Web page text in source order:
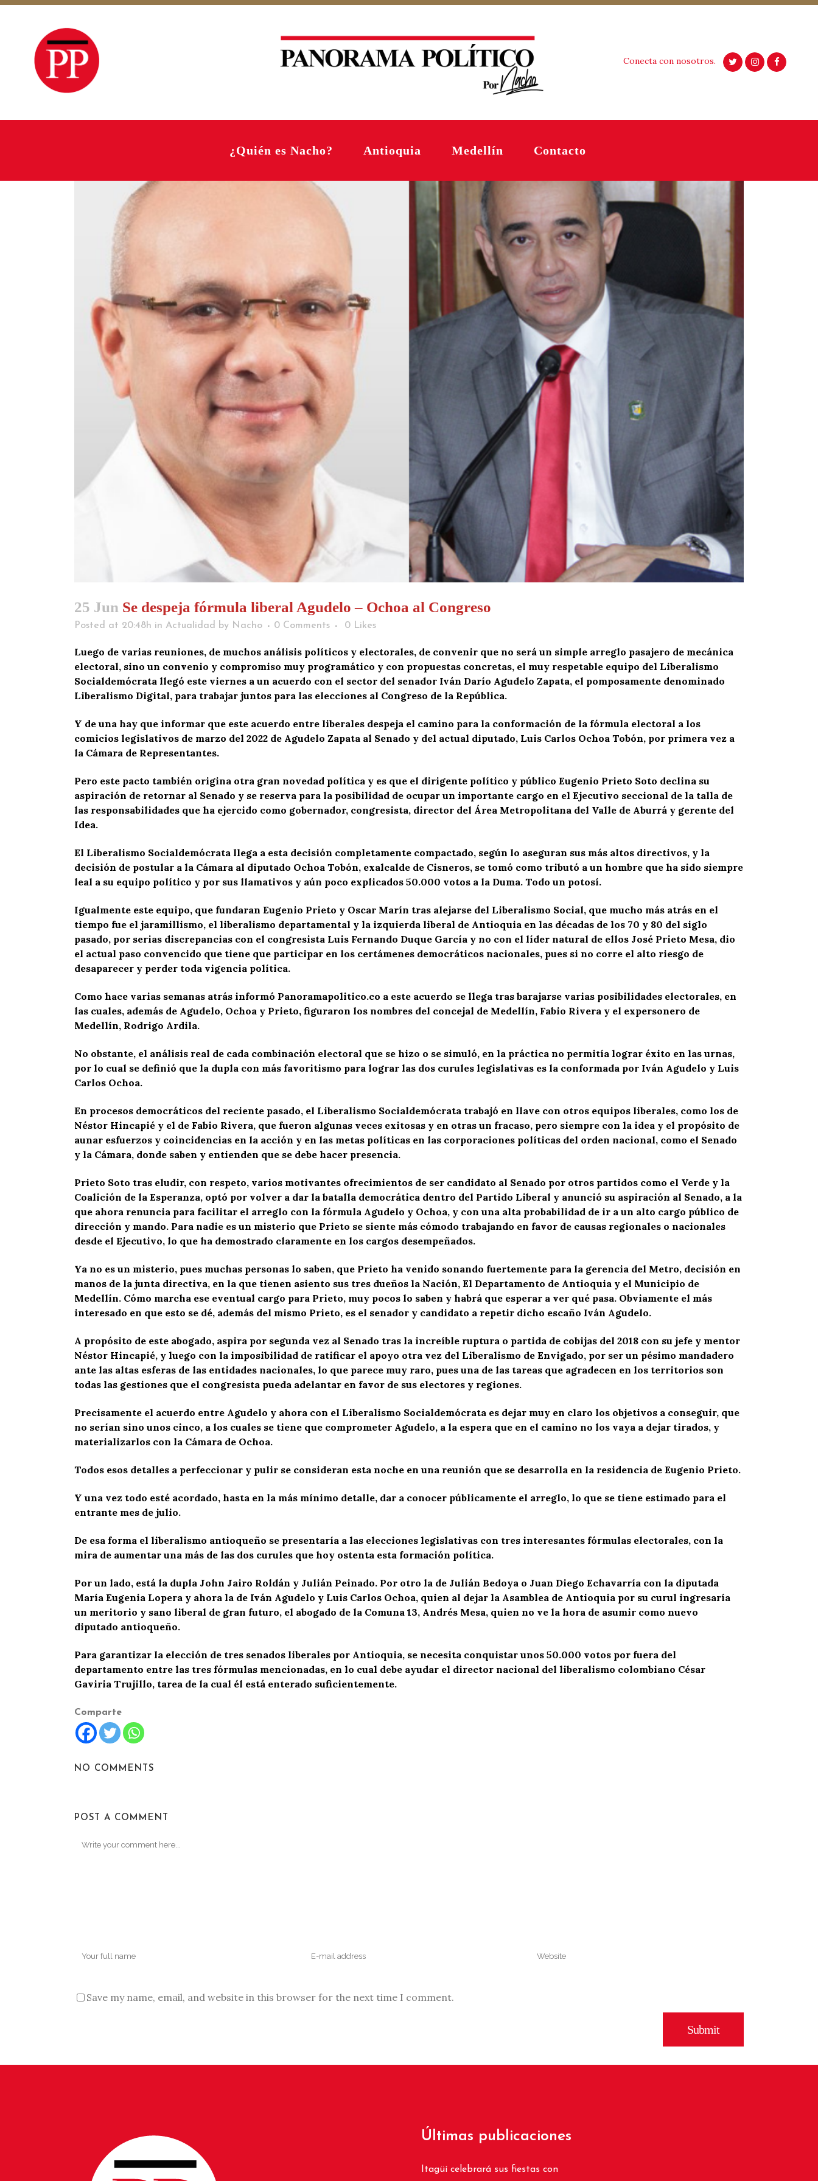
Conecta con nosotros.
¿Quién es Nacho? Antioquia Medellín Contacto
25 Jun Se despeja fórmula liberal Agudelo – Ochoa al Congreso
Posted at 20:48h in Actualidad by Nacho 0 Comments 0 Likes
Luego de varias reuniones, de muchos análisis políticos y electorales, de convenir que no será un simple arreglo pasajero de mecánica
electoral, sino un convenio y compromiso muy programático y con propuestas concretas, el muy respetable equipo del Liberalismo
Socialdemócrata llegó este viernes a un acuerdo con el sector del senador Iván Darío Agudelo Zapata, el pomposamente denominado
Liberalismo Digital, para trabajar juntos para las elecciones al Congreso de la República.
Y de una hay que informar que este acuerdo entre liberales despeja el camino para la conformación de la fórmula electoral a los
comicios legislativos de marzo del 2022 de Agudelo Zapata al Senado y del actual diputado, Luis Carlos Ochoa Tobón, por primera vez a
la Cámara de Representantes.
Pero este pacto también origina otra gran novedad política y es que el dirigente político y público Eugenio Prieto Soto declina su
aspiración de retornar al Senado y se reserva para la posibilidad de ocupar un importante cargo en el Ejecutivo seccional de la talla de
las responsabilidades que ha ejercido como gobernador, congresista, director del Área Metropolitana del Valle de Aburrá y gerente del
Idea.
El Liberalismo Socialdemócrata llega a esta decisión completamente compactado, según lo aseguran sus más altos directivos, y la
decisión de postular a la Cámara al diputado Ochoa Tobón, exalcalde de Cisneros, se tomó como tributó a un hombre que ha sido siempre
leal a su equipo político y por sus llamativos y aún poco explicados 50.000 votos a la Duma. Todo un potosí.
Igualmente este equipo, que fundaran Eugenio Prieto y Oscar Marín tras alejarse del Liberalismo Social, que mucho más atrás en el
tiempo fue el jaramillismo, el liberalismo departamental y la izquierda liberal de Antioquia en las décadas de los 70 y 80 del siglo
pasado, por serias discrepancias con el congresista Luis Fernando Duque García y no con el líder natural de ellos José Prieto Mesa, dio
el actual paso convencido que tiene que participar en los certámenes democráticos nacionales, pues si no corre el alto riesgo de
desaparecer y perder toda vigencia política.
Como hace varias semanas atrás informó Panoramapolitico.co a este acuerdo se llega tras barajarse varias posibilidades electorales, en
las cuales, además de Agudelo, Ochoa y Prieto, figuraron los nombres del concejal de Medellín, Fabio Rivera y el expersonero de
Medellín, Rodrigo Ardila.
No obstante, el análisis real de cada combinación electoral que se hizo o se simuló, en la práctica no permitía lograr éxito en las urnas,
por lo cual se definió que la dupla con más favoritismo para lograr las dos curules legislativas es la conformada por Iván Agudelo y Luis
Carlos Ochoa.
En procesos democráticos del reciente pasado, el Liberalismo Socialdemócrata trabajó en llave con otros equipos liberales, como los de
Néstor Hincapié y el de Fabio Rivera, que fueron algunas veces exitosas y en otras un fracaso, pero siempre con la idea y el propósito de
aunar esfuerzos y coincidencias en la acción y en las metas políticas en las corporaciones políticas del orden nacional, como el Senado
y la Cámara, donde saben y entienden que se debe hacer presencia.
Prieto Soto tras eludir, con respeto, varios motivantes ofrecimientos de ser candidato al Senado por otros partidos como el Verde y la
Coalición de la Esperanza, optó por volver a dar la batalla democrática dentro del Partido Liberal y anunció su aspiración al Senado, a la
que ahora renuncia para facilitar el arreglo con la fórmula Agudelo y Ochoa, y con una alta probabilidad de ir a un alto cargo público de
dirección y mando. Para nadie es un misterio que Prieto se siente más cómodo trabajando en favor de causas regionales o nacionales
desde el Ejecutivo, lo que ha demostrado claramente en los cargos desempeñados.
Ya no es un misterio, pues muchas personas lo saben, que Prieto ha venido sonando fuertemente para la gerencia del Metro, decisión en
manos de la junta directiva, en la que tienen asiento sus tres dueños la Nación, El Departamento de Antioquia y el Municipio de
Medellín. Cómo marcha ese eventual cargo para Prieto, muy pocos lo saben y habrá que esperar a ver qué pasa. Obviamente el más
interesado en que esto se dé, además del mismo Prieto, es el senador y candidato a repetir dicho escaño Iván Agudelo.
A propósito de este abogado, aspira por segunda vez al Senado tras la increíble ruptura o partida de cobijas del 2018 con su jefe y mentor
Néstor Hincapié, y luego con la imposibilidad de ratificar el apoyo otra vez del Liberalismo de Envigado, por ser un pésimo mandadero
ante las altas esferas de las entidades nacionales, lo que parece muy raro, pues una de las tareas que agradecen en los territorios son
todas las gestiones que el congresista pueda adelantar en favor de sus electores y regiones.
Precisamente el acuerdo entre Agudelo y ahora con el Liberalismo Socialdemócrata es dejar muy en claro los objetivos a conseguir, que
no serían sino unos cinco, a los cuales se tiene que comprometer Agudelo, a la espera que en el camino no los vaya a dejar tirados, y
materializarlos con la Cámara de Ochoa.
Todos esos detalles a perfeccionar y pulir se consideran esta noche en una reunión que se desarrolla en la residencia de Eugenio Prieto.
Y una vez todo esté acordado, hasta en la más mínimo detalle, dar a conocer públicamente el arreglo, lo que se tiene estimado para el
entrante mes de julio.
De esa forma el liberalismo antioqueño se presentaría a las elecciones legislativas con tres interesantes fórmulas electorales, con la
mira de aumentar una más de las dos curules que hoy ostenta esta formación política.
Por un lado, está la dupla John Jairo Roldán y Julián Peinado. Por otro la de Julián Bedoya o Juan Diego Echavarría con la diputada
María Eugenia Lopera y ahora la de Iván Agudelo y Luis Carlos Ochoa, quien al dejar la Asamblea de Antioquia por su curul ingresaría
un meritorio y sano liberal de gran futuro, el abogado de la Comuna 13, Andrés Mesa, quien no ve la hora de asumir como nuevo
diputado antioqueño.
Para garantizar la elección de tres senados liberales por Antioquia, se necesita conquistar unos 50.000 votos por fuera del
departamento entre las tres fórmulas mencionadas, en lo cual debe ayudar el director nacional del liberalismo colombiano César
Gaviria Trujillo, tarea de la cual él está enterado suficientemente.
Comparte
NO COMMENTS
POST A COMMENT
Save my name, email, and website in this browser for the next time I comment.
Últimas publicaciones
Itagüí celebrará sus fiestas con